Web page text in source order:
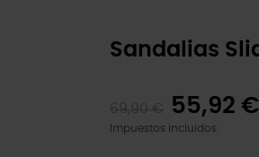
Sandalias
55,92 €
Impuestos incluidos